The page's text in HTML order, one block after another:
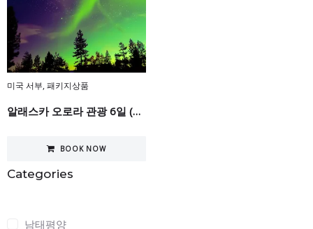
Categories
남태평양
미국 서부,패키지상품
알래스카 오로라 관광 6일 (겨울시즌 한정)
BOOK NOW